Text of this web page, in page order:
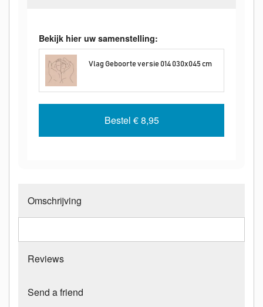
Bekijk hier uw samenstelling:
Vlag Geboorte versie 014 030x045 cm
Bestel € 8,95
Omschrijving
Reviews
Send a friend